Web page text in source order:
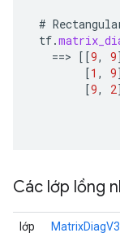
#
tf.
==> [[9, 9]
[1 , 9]
[9, 2
Các lớp lồng
lớp